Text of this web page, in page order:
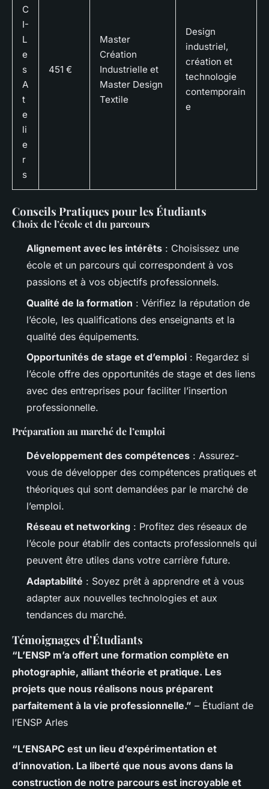
C
I-
L
e
s
A
t
e
li
e
r
s
451 €
Master
Création
Industrielle et
Master Design
Textile
Design
industriel,
création et
technologie
contemporain
e
Conseils Pratiques pour les Étudiants
Choix de l’école et du parcours
Alignement avec les intérêts : Choisissez une
école et un parcours qui correspondent à vos
passions et à vos objectifs professionnels.
Qualité de la formation : Vérifiez la réputation de
l’école, les qualifications des enseignants et la
qualité des équipements.
Opportunités de stage et d’emploi : Regardez si
l’école offre des opportunités de stage et des liens
avec des entreprises pour faciliter l’insertion
professionnelle.
Préparation au marché de l’emploi
Développement des compétences : Assurez-
vous de développer des compétences pratiques et
théoriques qui sont demandées par le marché de
l’emploi.
Réseau et networking : Profitez des réseaux de
l’école pour établir des contacts professionnels qui
peuvent être utiles dans votre carrière future.
Adaptabilité : Soyez prêt à apprendre et à vous
adapter aux nouvelles technologies et aux
tendances du marché.
Témoignages d’Étudiants
“L’ENSP m’a offert une formation complète en
photographie, alliant théorie et pratique. Les
projets que nous réalisons nous préparent
parfaitement à la vie professionnelle.” – Étudiant de
l’ENSP Arles
“L’ENSAPC est un lieu d’expérimentation et
d’innovation. La liberté que nous avons dans la
construction de notre parcours est incroyable et